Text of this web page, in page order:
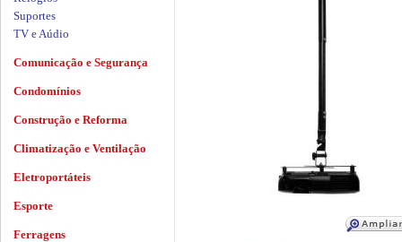
Suportes
TV e Aúdio
Comunicação e Segurança
Condomínios
Construção e Reforma
Climatização e Ventilação
Eletroportáteis
Esporte
Ferragens